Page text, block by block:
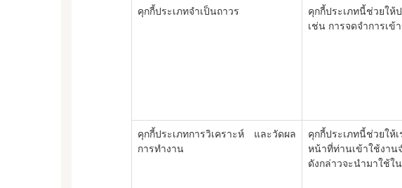
คุกกี้ประเภทจำเป็นถาวร
คุกกี้ประเภทนี้ช่วยให้
เช่น การจดจำการเ
คุกกี้ประเภทการวิเคราะห์ และวัดผล
การทำงาน
คุกกี้ประเภทนี้ช่วยใ
หน้าที่ท่านเข้าใช้งา
ดังกล่าวจะนำมาใช้ใ